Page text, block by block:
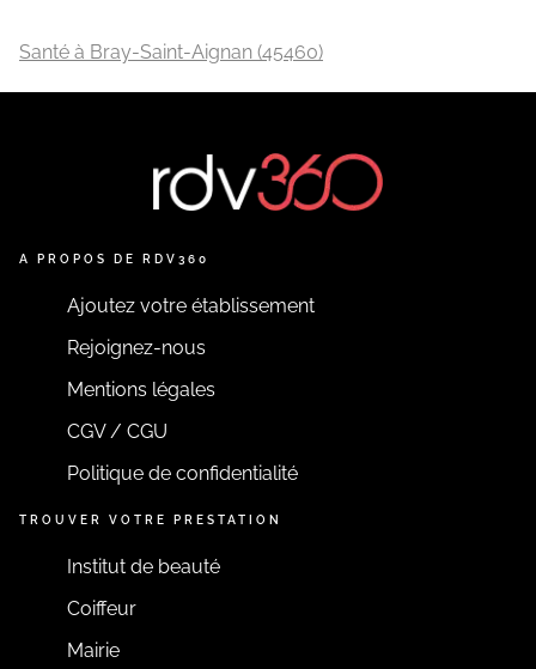
Santé à Bray-Saint-Aignan (45460)
A PROPOS DE RDV360
Ajoutez votre établissement
Rejoignez-nous
Mentions légales
CGV / CGU
Politique de confidentialité
TROUVER VOTRE PRESTATION
Institut de beauté
Coiffeur
Mairie